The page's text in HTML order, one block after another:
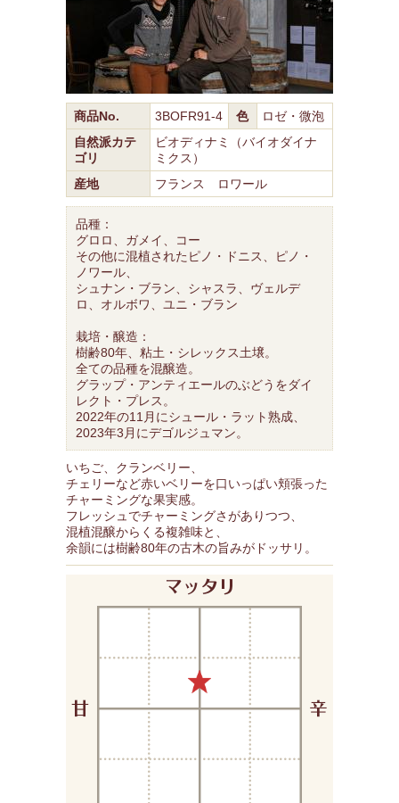
商品No. 3BOFR91-4 色
ロゼ・微泡
自然派カテ
ゴリ
ビオディナミ（バイオダイナ
ミクス）
産地
フランス ロワール
品種：
グロロ、ガメイ、コー
その他に混植されたピノ・ドニス、ピノ・
ノワール、
シュナン・ブラン、シャスラ、ヴェルデ
ロ、オルボワ、ユニ・ブラン
栽培・醸造：
樹齢80年、粘土・シレックス土壌。
全ての品種を混醸造。
グラップ・アンティエールのぶどうをダイ
レクト・プレス。
2022年の11月にシュール・ラット熟成、
2023年3月にデゴルジュマン。
いちご、クランベリー、
チェリーなど赤いベリーを口いっぱい頬張った
チャーミングな果実感。
フレッシュでチャーミングさがありつつ、
混植混醸からくる複雑味と、
余韻には樹齢80年の古木の旨みがドッサリ。